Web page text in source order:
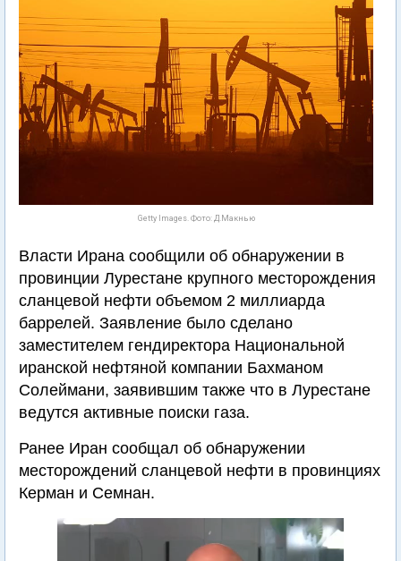
Getty Images. Фото: Д.Макнью
Власти Ирана сообщили об обнаружении в
провинции Лурестане крупного месторождения
сланцевой нефти объемом 2 миллиарда
баррелей. Заявление было сделано
заместителем гендиректора Национальной
иранской нефтяной компании Бахманом
Солеймани, заявившим также что в Лурестане
ведутся активные поиски газа.
Ранее Иран сообщал об обнаружении
месторождений сланцевой нефти в провинциях
Керман и Семнан.